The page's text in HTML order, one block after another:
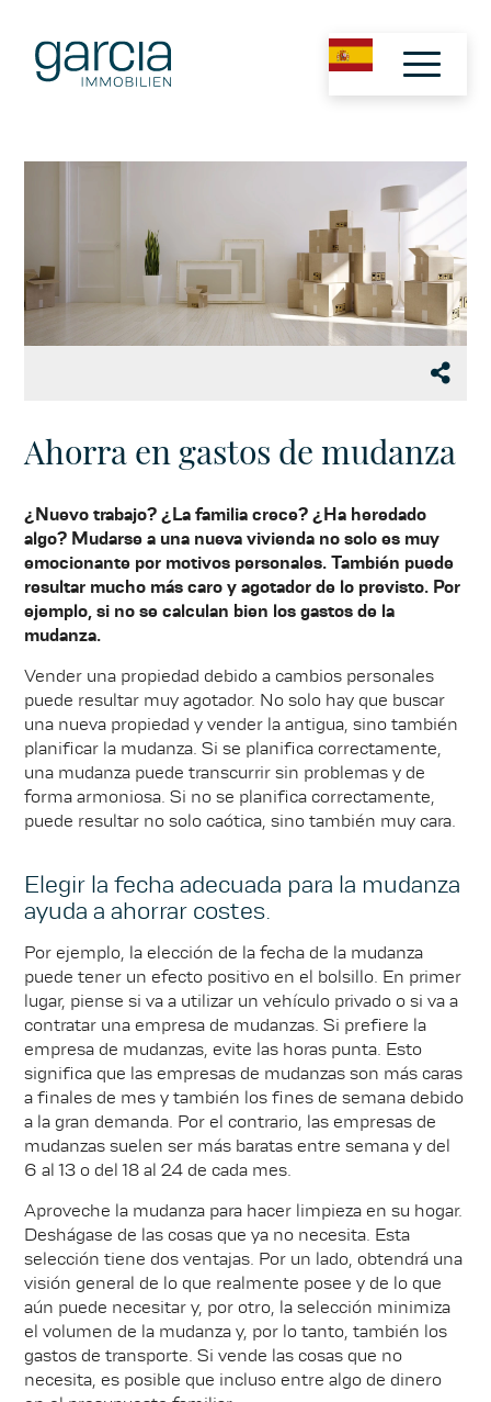
Ahorra en gastos de mudanza
¿Nuevo trabajo? ¿La familia crece? ¿Ha heredado
algo? Mudarse a una nueva vivienda no solo es muy
emocionante por motivos personales. También puede
resultar mucho más caro y agotador de lo previsto. Por
ejemplo, si no se calculan bien los gastos de la
mudanza.
Vender una propiedad debido a cambios personales
puede resultar muy agotador. No solo hay que buscar
una nueva propiedad y vender la antigua, sino también
planificar la mudanza. Si se planifica correctamente,
una mudanza puede transcurrir sin problemas y de
forma armoniosa. Si no se planifica correctamente,
puede resultar no solo caótica, sino también muy cara.
Elegir la fecha adecuada para la mudanza
ayuda a ahorrar costes.
Por ejemplo, la elección de la fecha de la mudanza
puede tener un efecto positivo en el bolsillo. En primer
lugar, piense si va a utilizar un vehículo privado o si va a
contratar una empresa de mudanzas. Si prefiere la
empresa de mudanzas, evite las horas punta. Esto
significa que las empresas de mudanzas son más caras
a finales de mes y también los fines de semana debido
a la gran demanda. Por el contrario, las empresas de
mudanzas suelen ser más baratas entre semana y del
6 al 13 o del 18 al 24 de cada mes.
Aproveche la mudanza para hacer limpieza en su hogar.
Deshágase de las cosas que ya no necesita. Esta
selección tiene dos ventajas. Por un lado, obtendrá una
visión general de lo que realmente posee y de lo que
aún puede necesitar y, por otro, la selección minimiza
el volumen de la mudanza y, por lo tanto, también los
gastos de transporte. Si vende las cosas que no
necesita, es posible que incluso entre algo de dinero